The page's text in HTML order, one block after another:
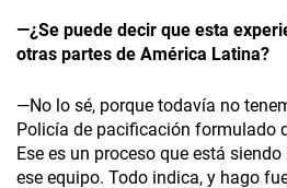
—¿Se puede decir que esta
otras partes de América Latina?
—No lo sé, porque todavía no
Policía de pacificación formulado
Ese es un proceso que está
ese equipo. Todo indica, y hago